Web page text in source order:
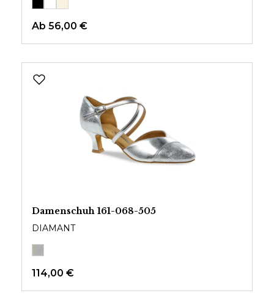
Ab 56,00 €
Damenschuh 161-068-505
DIAMANT
114,00 €